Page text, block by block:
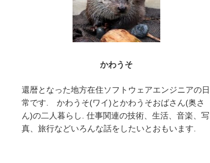
かわうそ
還暦となった地方在住ソフトウェアエンジニアの日
常です. かわうそ(ワイ)とかわうそおばさん(奥さ
ん)の二人暮らし. 仕事関連の技術、生活、音楽、写
真、旅行などいろんな話をしたいとおもいます.